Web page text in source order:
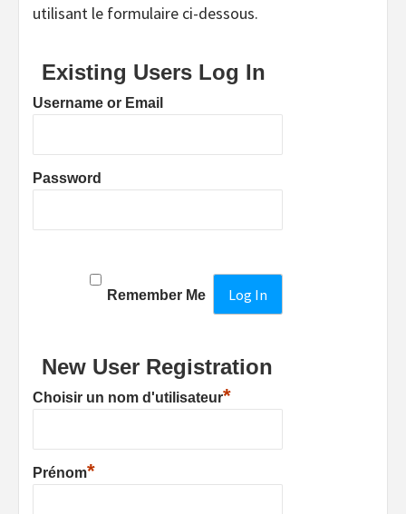
utilisant le formulaire ci-dessous.
Existing Users Log In
Username or Email
Password
Remember Me
New User Registration
Choisir un nom d'utilisateur*
Prénom*